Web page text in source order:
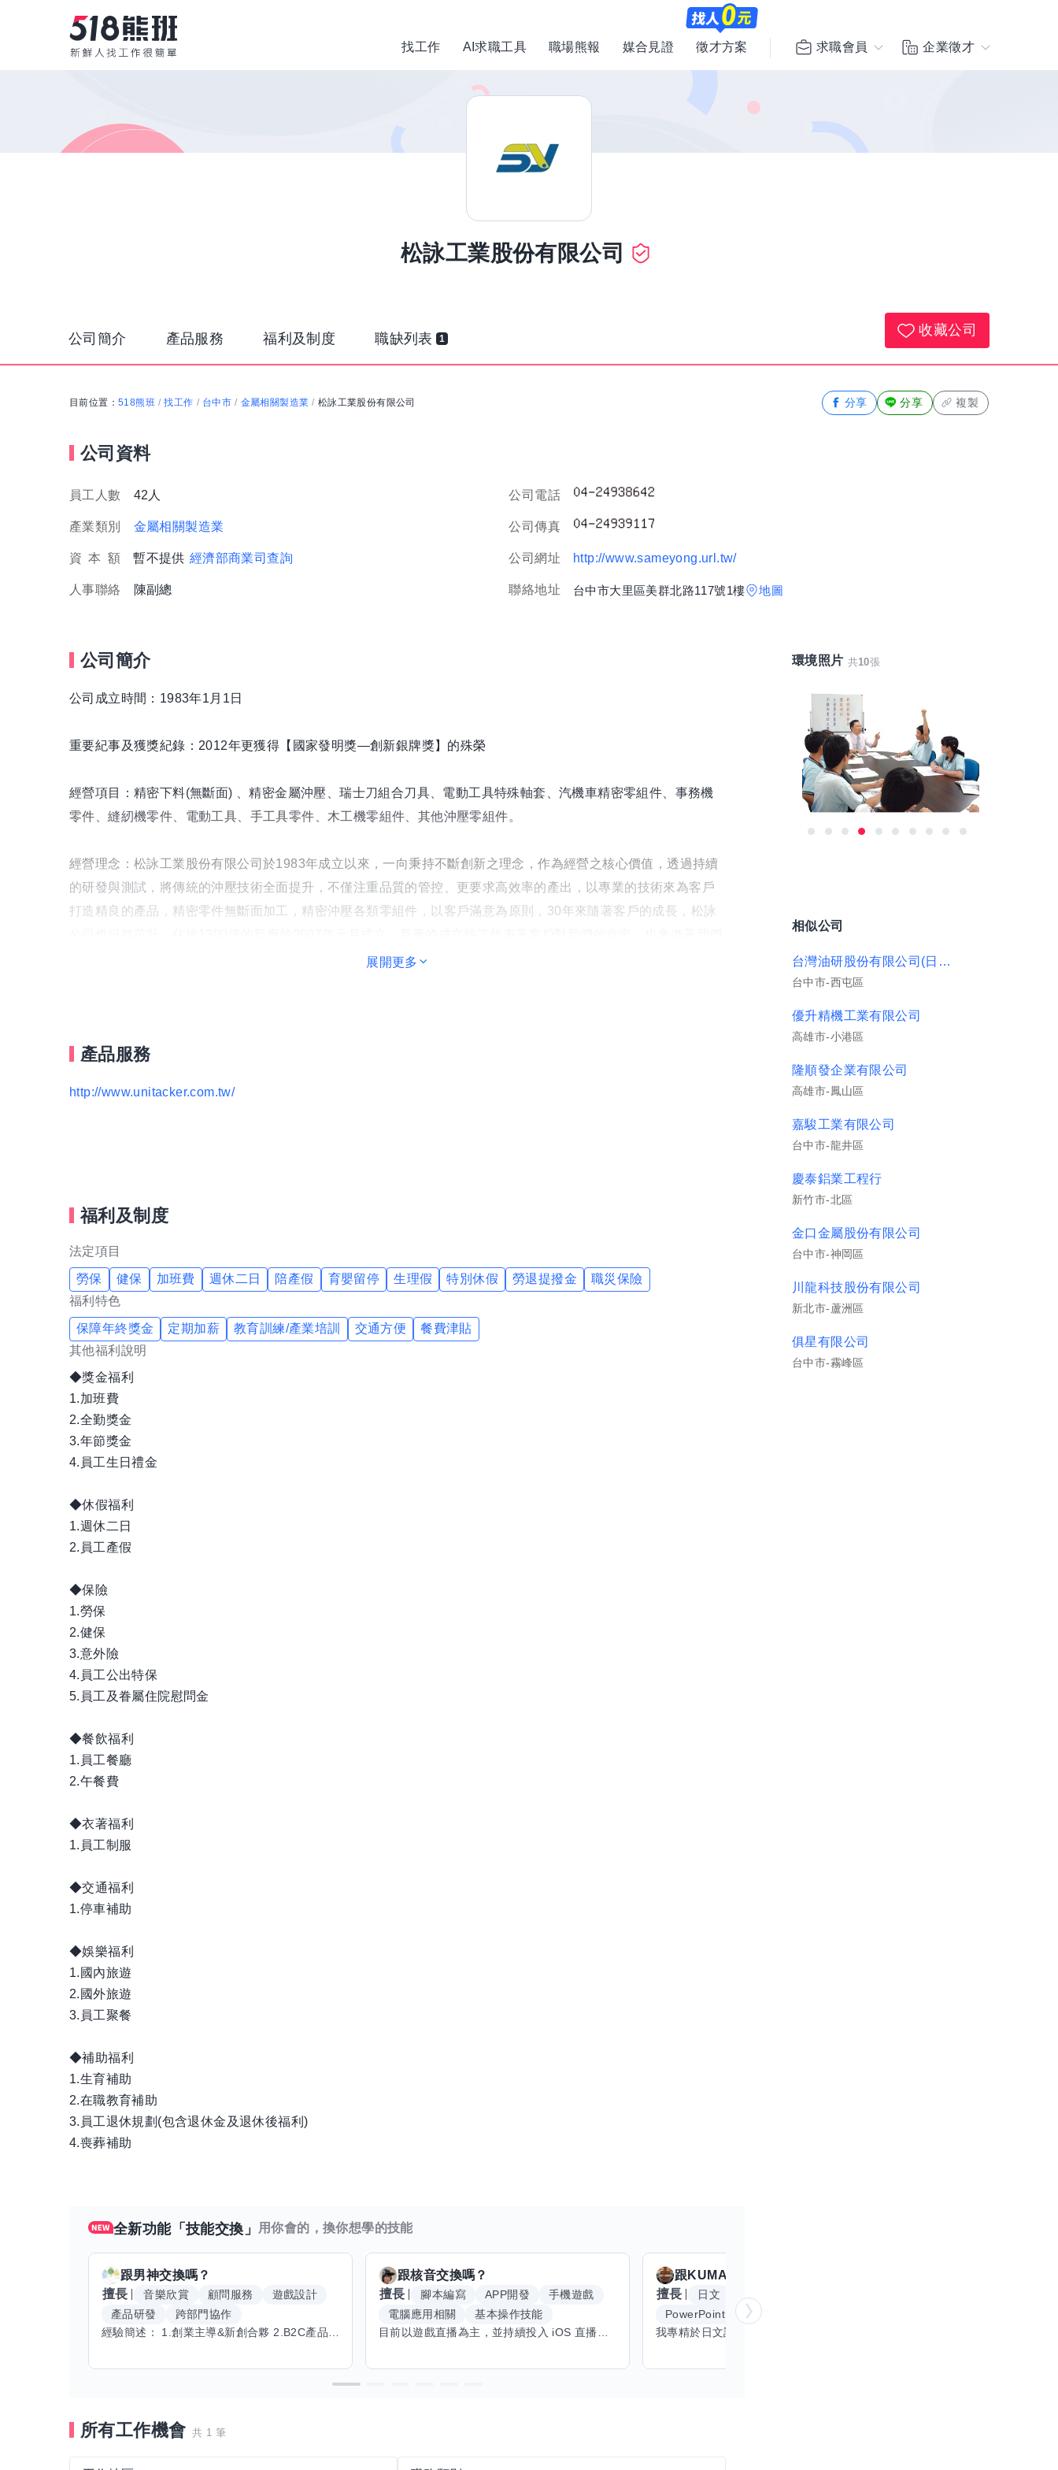
找工作 AI求職工具 職場熊報 媒合見證 徵才方案 求職會員 企業徵才
松詠工業股份有限公司
公司簡介 產品服務 福利及制度 職缺列表 1
收藏公司
目前位置： 518熊班 / 找工作 / 台中市 / 金屬相關製造業 / 松詠工業股份有限公司 分享 分享 複製
公司資料
員工人數 42人 公司電話
產業類別 金屬相關製造業 公司傳真
資 本 額 暫不提供 經濟部商業司查詢 公司網址 http://www.sameyong.url.tw/
人事聯絡 陳副總 聯絡地址 台中市大里區美群北路117號1樓 地圖
公司簡介
公司成立時間：1983年1月1日
重要紀事及獲獎紀錄：2012年更獲得【國家發明獎―創新銀牌獎】的殊榮
經營項目：精密下料(無斷面) 、精密金屬沖壓、瑞士刀組合刀具、電動工具特殊軸套、汽機車精密零組件、事務機
零件、縫紉機零件、電動工具、手工具零件、木工機零組件、其他沖壓零組件。
經營理念：松詠工業股份有限公司於1983年成立以來，一向秉持不斷創新之理念，作為經營之核心價值，透過持續
的研發與測試，將傳統的沖壓技術全面提升，不僅注重品質的管控、更要求高效率的產出，以專業的技術來為客戶
打造精良的產品，精密零件無斷面加工，精密沖壓各類零組件，以客戶滿意為原則，30年來隨著客戶的成長，松詠
永續經營的決心，更為我們的客戶提供最完善最快速的服務。
的產品。
在激烈競爭的市場環境中，我們將貫徹“技術提升無止境，產能突破再研發”的理念，不但通過了ISO9001：2008的
展開更多
產品服務
http://www.unitacker.com.tw/
福利及制度
法定項目
勞保 健保 加班費 週休二日 陪產假 育嬰留停 生理假 特別休假 勞退提撥金
職災保險
福利特色
保障年終獎金 定期加薪 教育訓練/產業培訓 交通方便
餐費津貼
其他福利說明
◆獎金福利
1.加班費
2.全勤獎金
3.年節獎金
4.員工生日禮金
◆休假福利
1.週休二日
2.員工產假
◆保險
1.勞保
2.健保
3.意外險
4.員工公出特保
5.員工及眷屬住院慰問金
◆餐飲福利
1.員工餐廳
2.午餐費
◆衣著福利
1.員工制服
◆交通福利
1.停車補助
◆娛樂福利
1.國內旅遊
2.國外旅遊
3.員工聚餐
◆補助福利
1.生育補助
2.在職教育補助
3.員工退休規劃(包含退休金及退休後福利)
4.喪葬補助
全新功能「技能交換」 用你會的，換你想學的技能
跟男神交換嗎？
擅長
音樂欣賞 顧問服務
遊戲設計
產品研發
跨部門協作
跟核音交換嗎？
擅長
腳本編寫 APP開發
手機遊戲
電腦應用相關
基本操作技能
跟 KUMA
擅長
日文
PowerPoint
電腦繪圖
所有工作機會 共 1 筆
環境照片 共10張
相似公司
台灣油研股份有限公司(日商)
台中市-西屯區
優升精機工業有限公司
高雄市-小港區
隆順發企業有限公司
高雄市-鳳山區
嘉駿工業有限公司
台中市-龍井區
慶泰鋁業工程行
新竹市-北區
金口金屬股份有限公司
台中市-神岡區
川龍科技股份有限公司
新北市-蘆洲區
俱星有限公司
台中市-霧峰區